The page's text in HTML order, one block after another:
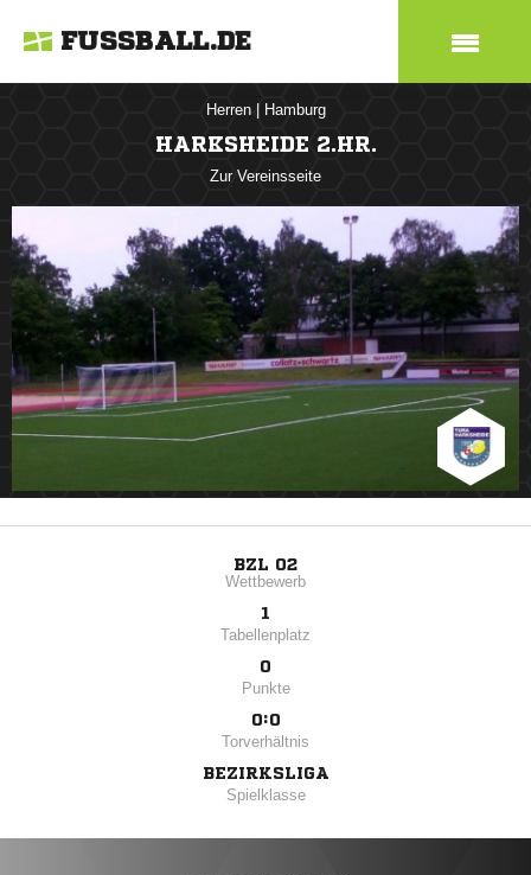
FUSSBALL.DE
Herren Hamburg
HARKSHEIDE 2.HR.
Zur Vereinsseite
BZL 02
Wettbewerb
1
Tabellenplatz
0
Punkte
0:0
Torverhältnis
BEZIRKSLIGA
Spielklasse